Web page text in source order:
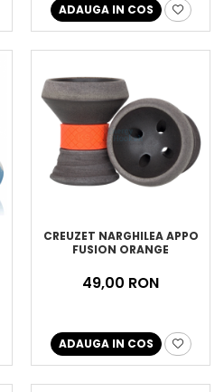
ADAUGA IN COS
CREUZET NARGHILEA APPO
FUSION ORANGE
49,00 RON
ADAUGA IN COS